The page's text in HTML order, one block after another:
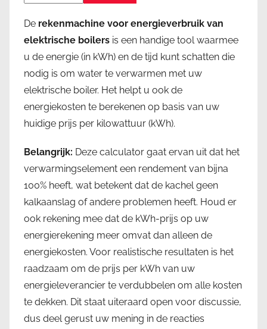
De rekenmachine voor energieverbruik van
elektrische boilers is een handige tool waarmee
u de energie (in kWh) en de tijd kunt schatten die
nodig is om water te verwarmen met uw
elektrische boiler. Het helpt u ook de
energiekosten te berekenen op basis van uw
huidige prijs per kilowattuur (kWh).
Belangrijk: Deze calculator gaat ervan uit dat het
verwarmingselement een rendement van bijna
100% heeft, wat betekent dat de kachel geen
kalkaanslag of andere problemen heeft. Houd er
ook rekening mee dat de kWh-prijs op uw
energierekening meer omvat dan alleen de
energiekosten. Voor realistische resultaten is het
raadzaam om de prijs per kWh van uw
energieleverancier te verdubbelen om alle kosten
te dekken. Dit staat uiteraard open voor discussie,
dus deel gerust uw mening in de reacties